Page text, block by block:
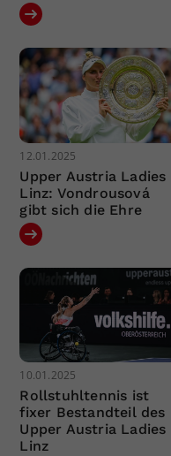
12.01.2025
Upper Austria Ladies
Linz: Vondrousová
gibt sich die Ehre
10.01.2025
Rollstuhltennis ist
fixer Bestandteil des
Upper Austria Ladies
Linz